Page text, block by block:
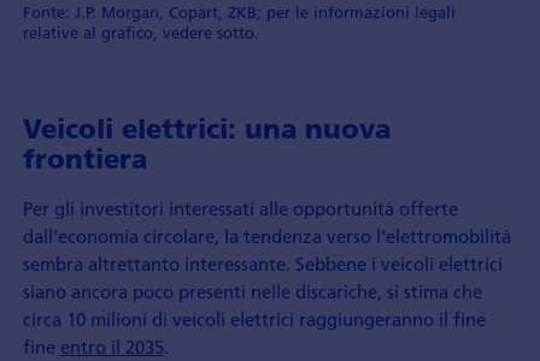
Fonte: J.P. Morgan, Copart, ZKB; per le informazioni legali
relative al grafico, vedere sotto.
Veicoli elettrici: una nuova
frontiera
Per gli investitori interessati alle opportunità offerte
dall'economia circolare, la tendenza verso l'elettromobilità
sembra altrettanto interessante. Sebbene i veicoli elettrici
siano ancora poco presenti nelle discariche, si stima che
circa 10 milioni di veicoli elettrici raggiungeranno il fine
fine entro il 2035.